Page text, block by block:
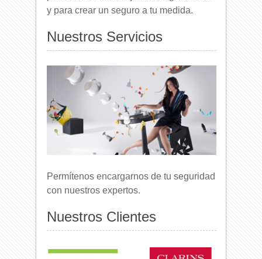
y para crear un seguro a tu medida.
Nuestros Servicios
Permítenos encargarnos de tu seguridad
con nuestros expertos.
Nuestros Clientes